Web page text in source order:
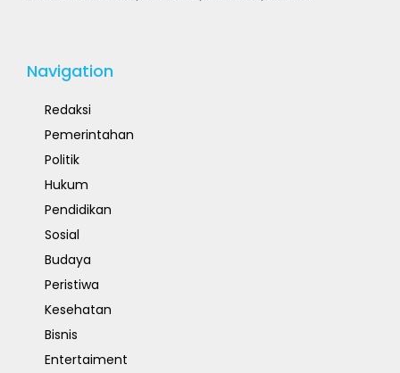
Navigation
Redaksi
Pemerintahan
Politik
Hukum
Pendidikan
Sosial
Budaya
Peristiwa
Kesehatan
Bisnis
Entertaiment